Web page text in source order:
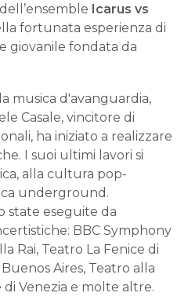
Icarus vs
fortunata esperienza di
giovanile fondata da
musica d'avanguardia,
Casale, vincitore di
ha iniziato a realizzare
I suoi ultimi lavori si
alla cultura pop-
underground.
state eseguite da
BBC Symphony
Rai, Teatro La Fenice di
Aires, Teatro alla
di Venezia e molte altre.